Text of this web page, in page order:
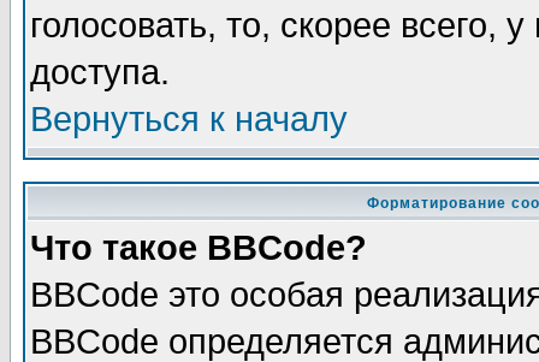
голосовать, то, скорее всего,
доступа.
Вернуться к началу
Форматирование
Что такое BBCode?
BBCode это особая
BBCode определяется